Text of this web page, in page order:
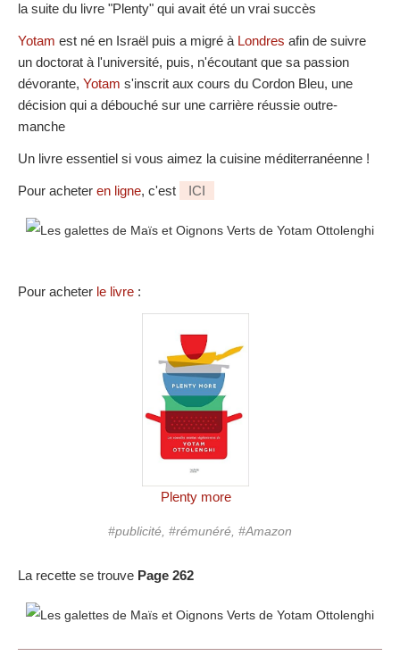
la suite du livre "Plenty" qui avait été un vrai succès
Yotam est né en Israël puis a migré à Londres afin de suivre
un doctorat à l'université, puis, n'écoutant que sa passion
dévorante, Yotam s'inscrit aux cours du Cordon Bleu, une
décision qui a débouché sur une carrière réussie outre-
manche
Un livre essentiel si vous aimez la cuisine méditerranéenne !
Pour acheter en ligne, c'est ICI
Pour acheter le livre :
Plenty more
#publicité, #rémunéré, #Amazon
La recette se trouve Page 262